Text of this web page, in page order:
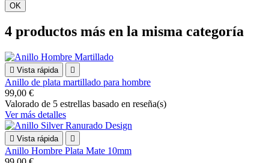
OK
4 productos más en la misma categoría
 Vista rápida 
Anillo de plata martillado para hombre
99,00 €
Valorado de 5 estrellas basado en reseña(s)
Ver más detalles
 Vista rápida 
Anillo Hombre Plata Mate 10mm